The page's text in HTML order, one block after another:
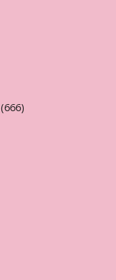
(666)